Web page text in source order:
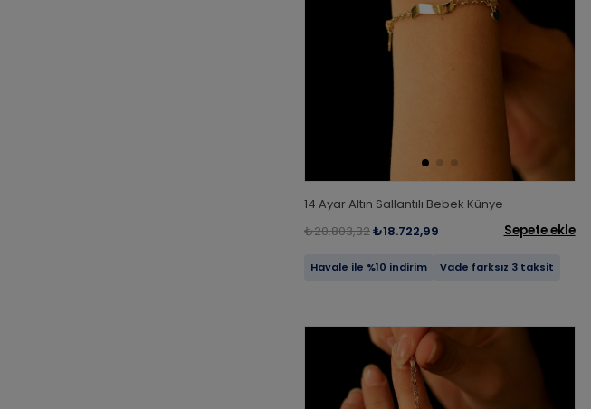
14 Ayar Altın Sallantılı Bebek Künye
₺20.803,32₺18.722,99 Sepete ekle
Havale ile %10 indirim Vade farksız 3 taksit